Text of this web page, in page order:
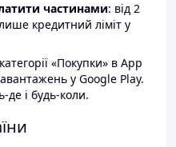
частинами: від 2
кредитний ліміт у
«Покупки» в App
у Google Play.
де і будь-коли.